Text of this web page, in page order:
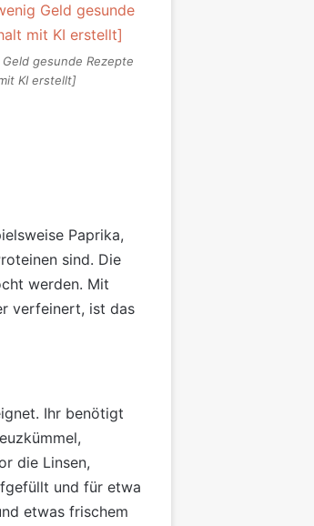
gesunde Rezepte
KI erstellt]
Paprika,
sind. Die
werden. Mit
verfeinert, ist das
Ihr benötigt
die Linsen,
und für etwa
etwas frischem